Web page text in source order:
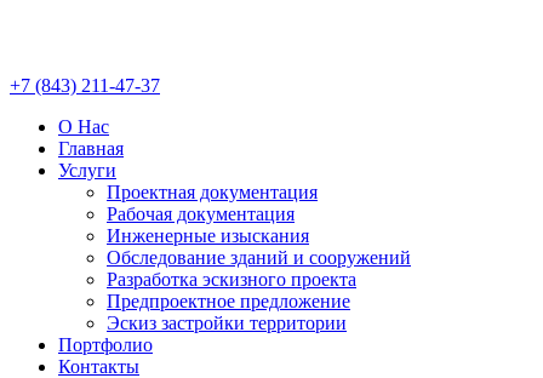
+7 (843) 211-47-37
О Нас
Главная
Услуги
Проектная документация
Рабочая документация
Инженерные изыскания
Обследование зданий и сооружений
Разработка эскизного проекта
Предпроектное предложение
Эскиз застройки территории
Портфолио
Контакты